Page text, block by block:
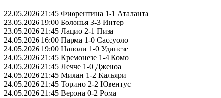
22.05.2026|21:45 Фиорентина 1-1 Аталанта
23.05.2026|19:00 Болонья 3-3 Интер
23.05.2026|21:45 Лацио 2-1 Пиза
24.05.2026|16:00 Парма 1-0 Сассуоло
24.05.2026|19:00 Наполи 1-0 Удинезе
24.05.2026|21:45 Кремонезе 1-4 Комо
24.05.2026|21:45 Лечче 1-0 Дженоа
24.05.2026|21:45 Милан 1-2 Кальяри
24.05.2026|21:45 Торино 2-2 Ювентус
24.05.2026|21:45 Верона 0-2 Рома